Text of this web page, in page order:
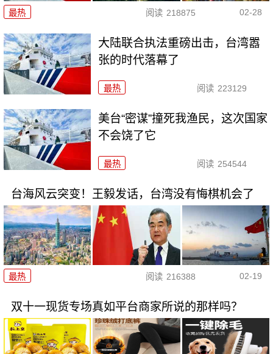
最热 阅读 218875 02-28
大陆联合执法重磅出击，台湾嚣
张的时代落幕了
最热 阅读 223129
美台“密谋”撞死我渔民，这次国家
不会饶了它
最热 阅读 254544
台海风云突变！王毅发话，台湾没有悔棋机会了
最热 阅读 216388 02-19
双十一现货专场真如平台商家所说的那样吗？